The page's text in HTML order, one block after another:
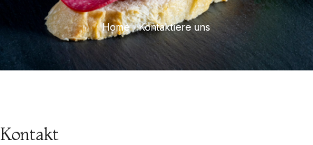
Home / Kontaktiere uns
Kontakt